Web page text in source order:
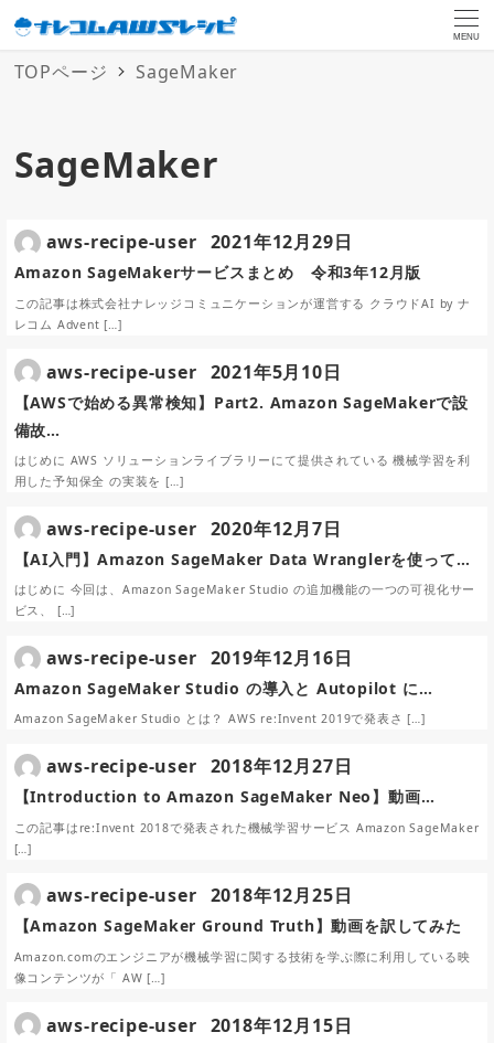
MENU
TOPページ SageMaker
SageMaker
Amazon SageMakerサービスまとめ 令和3年12月版
この記事は株式会社ナレッジコミュニケーションが運営する クラウドAI by ナ
レコム Advent […]
aws-recipe-user 2021年12月29日
【AWSで始める異常検知】Part2. Amazon SageMakerで設
備故…
はじめに AWS ソリューションライブラリーにて提供されている 機械学習を利
用した予知保全 の実装を […]
aws-recipe-user 2021年5月10日
【AI入門】Amazon SageMaker Data Wranglerを使って…
はじめに 今回は、Amazon SageMaker Studio の追加機能の一つの可視化サー
ビス、 […]
aws-recipe-user 2020年12月7日
Amazon SageMaker Studio の導入と Autopilot に…
Amazon SageMaker Studio とは？ AWS re:Invent 2019で発表さ […]
aws-recipe-user 2019年12月16日
【Introduction to Amazon SageMaker Neo】動画…
この記事はre:Invent 2018で発表された機械学習サービス Amazon SageMaker
[…]
aws-recipe-user 2018年12月27日
【Amazon SageMaker Ground Truth】動画を訳してみた
Amazon.comのエンジニアが機械学習に関する技術を学ぶ際に利用している映
像コンテンツが「 AW […]
aws-recipe-user 2018年12月25日
aws-recipe-user 2018年12月15日